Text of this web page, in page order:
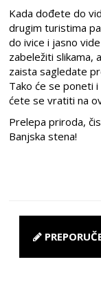
Kada dođete do
drugim turistima
do ivice i jasno
zabeležitislikama,
zaista sagledate
Tako će se poneti
ćete se vratiti na
Prelepa priroda,
Banjska stena!